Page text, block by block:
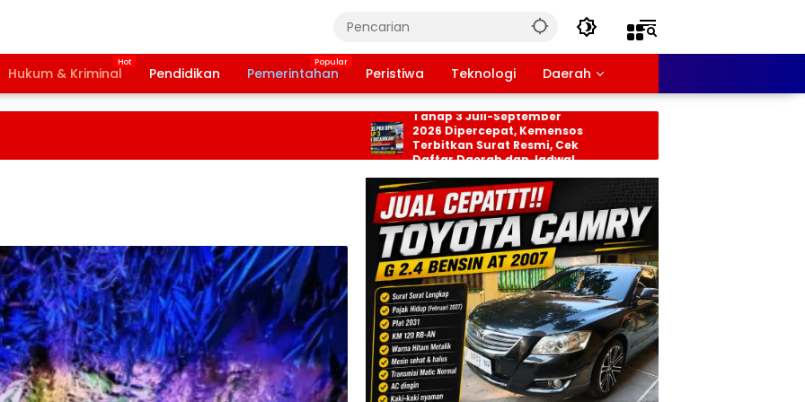
Hukum & Kriminal Pendidikan Pemerintahan Peristiwa Teknologi Daerah
Bansos PKH dan BPNT
Tahap 3 Juli-September
2026 Dipercepat, Kemensos
Terbitkan Surat Resmi, Cek
Daftar Daerah dan Jadwal